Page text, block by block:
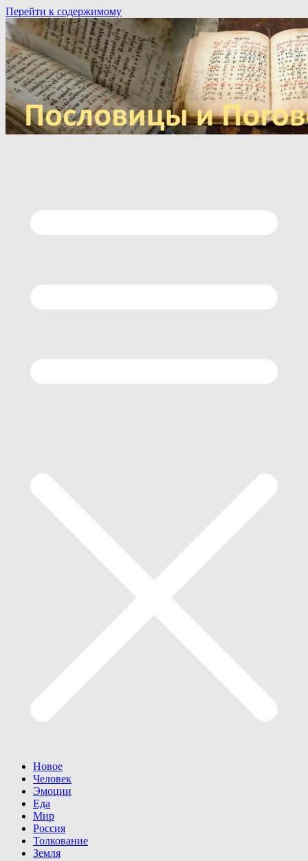
Перейти к содержимому
Новое
Человек
Эмоции
Еда
Мир
Россия
Толкование
Земля